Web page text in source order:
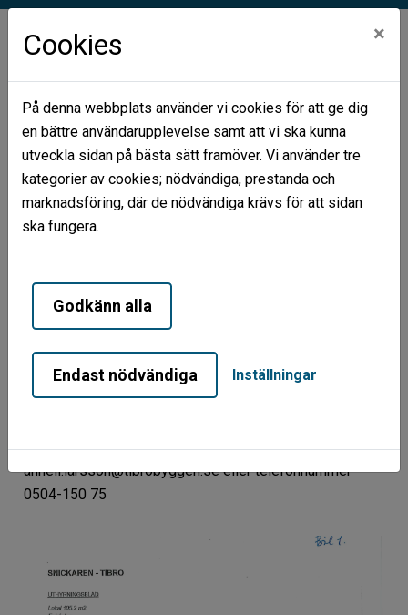
Lediga Lokaler
Kommunhuset
Lokal på ca 105 kvm med fönster och
entré mot Centrumgatan.
3 kontorsrum, konferens/pausrum, toalett och
städutrymme. Lokalen ligger i Kommunhset i centrala
För mer information kontakta Anneli på
anneli.larsson@tibrobyggen.se eller telefonnummer
0504-150 75
Cookies ×
På denna webbplats använder vi cookies för att ge dig
en bättre användarupplevelse samt att vi ska kunna
utveckla sidan på bästa sätt framöver. Vi använder tre
kategorier av cookies; nödvändiga, prestanda och
marknadsföring, där de nödvändiga krävs för att sidan
ska fungera.
Godkänn alla
Endast nödvändiga Inställningar